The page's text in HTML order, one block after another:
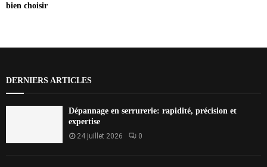
bien choisir
DERNIERS ARTICLES
Dépannage en serrurerie: rapidité, précision et
expertise
24 juillet 2026 0